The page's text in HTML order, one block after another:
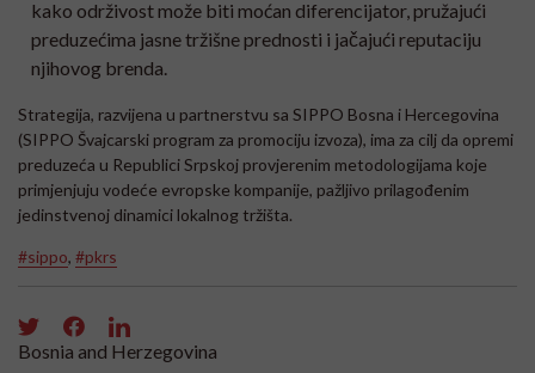
kako održivost može biti moćan diferencijator, pružajući
preduzećima jasne tržišne prednosti i jačajući reputaciju
njihovog brenda.
Strategija, razvijena u partnerstvu sa SIPPO Bosna i Hercegovina
(SIPPO Švajcarski program za promociju izvoza), ima za cilj da opremi
preduzeća u Republici Srpskoj provjerenim metodologijama koje
primjenjuju vodeće evropske kompanije, pažljivo prilagođenim
jedinstvenoj dinamici lokalnog tržišta.
#sippo, #pkrs
Bosnia and Herzegovina